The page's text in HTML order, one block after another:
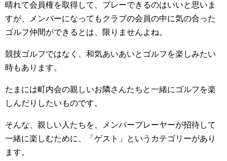
晴れて会員権を取得して、プレーできるのはいいと思いま
すが、メンバーになってもクラブの会員の中に気の合った
ゴルフ仲間ができるとは、限りませんよね。
競技ゴルフではなく、和気あいあいとゴルフを楽しみたい
時もあります。
たまには町内会の親しいお隣さんたちと一緒にゴルフを楽
しんだりしたいものです。
そんな、親しい人たちを、メンバープレーヤーが招待して
一緒に楽しむために、「ゲスト」というカテゴリーがあり
ます。